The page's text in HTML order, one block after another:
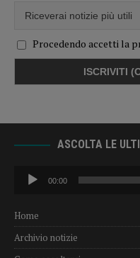
Procedendo accetti la
ASCOLTA LE
Audio
Player
00:00
Home
Archivio notizie